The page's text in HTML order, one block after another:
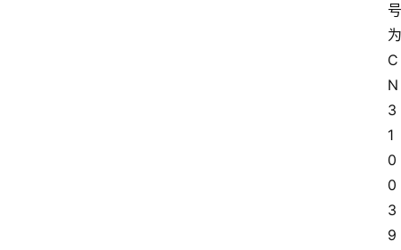
号
为
C
N
3
1
0
0
3
9